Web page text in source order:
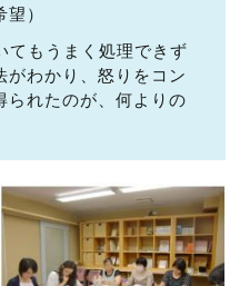
）
もうまく処理できず
がわかり、怒りをコン
られたのが、何よりの